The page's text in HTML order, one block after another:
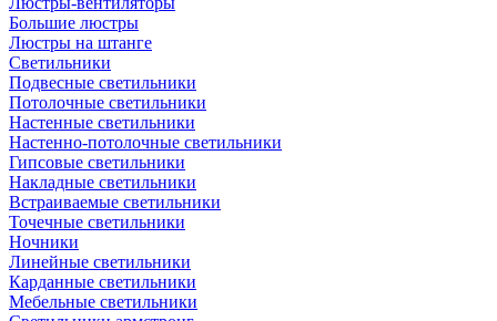
Большие люстры
Люстры на штанге
Светильники
Подвесные светильники
Потолочные светильники
Настенные светильники
Настенно-потолочные светильники
Гипсовые светильники
Накладные светильники
Встраиваемые светильники
Точечные светильники
Ночники
Линейные светильники
Карданные светильники
Мебельные светильники